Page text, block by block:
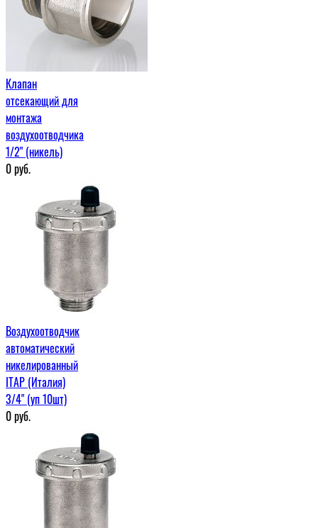
Клапан
отсекающий для
монтажа
воздухоотводчика
1/2" (никель)
0руб.
Воздухоотводчик
автоматический
никелированный
ITAP (Италия)
3/4" (уп 10шт)
0руб.